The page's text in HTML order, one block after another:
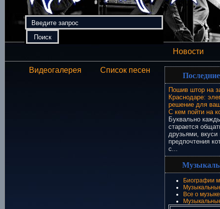
Новости
Видеогалерея Список песен
Пошив штор на
Краснодаре:
решение для
С кем пойти на
Буквально
старается
друзьями, вкуси
предпочтения
с...
Биографии
Все о музыке